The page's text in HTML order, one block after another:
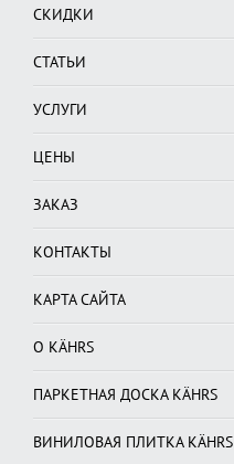
СКИДКИ
СТАТЬИ
УСЛУГИ
ЦЕНЫ
ЗАКАЗ
КОНТАКТЫ
КАРТА САЙТА
О KÄHRS
ПАРКЕТНАЯ ДОСКА KÄHRS
ВИНИЛОВАЯ ПЛИТКА KÄHRS